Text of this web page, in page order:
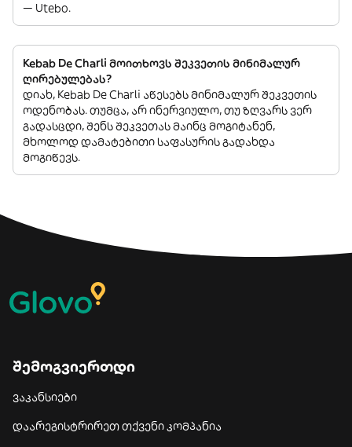
— Utebo.
Kebab De Charli მოითხოვს შეკვეთის მინიმალურ
ღირებულებას?
დიახ, Kebab De Charli აწესებს მინიმალურ შეკვეთის
ოდენობას. თუმცა, არ ინერვიულო, თუ ზღვარს ვერ
გადასცდი, შენს შეკვეთას მაინც მოგიტანენ,
მხოლოდ დამატებითი საფასურის გადახდა
მოგიწევს.
შემოგვიერთდი
ვაკანსიები
დაარეგისტრირეთ თქვენი კომპანია